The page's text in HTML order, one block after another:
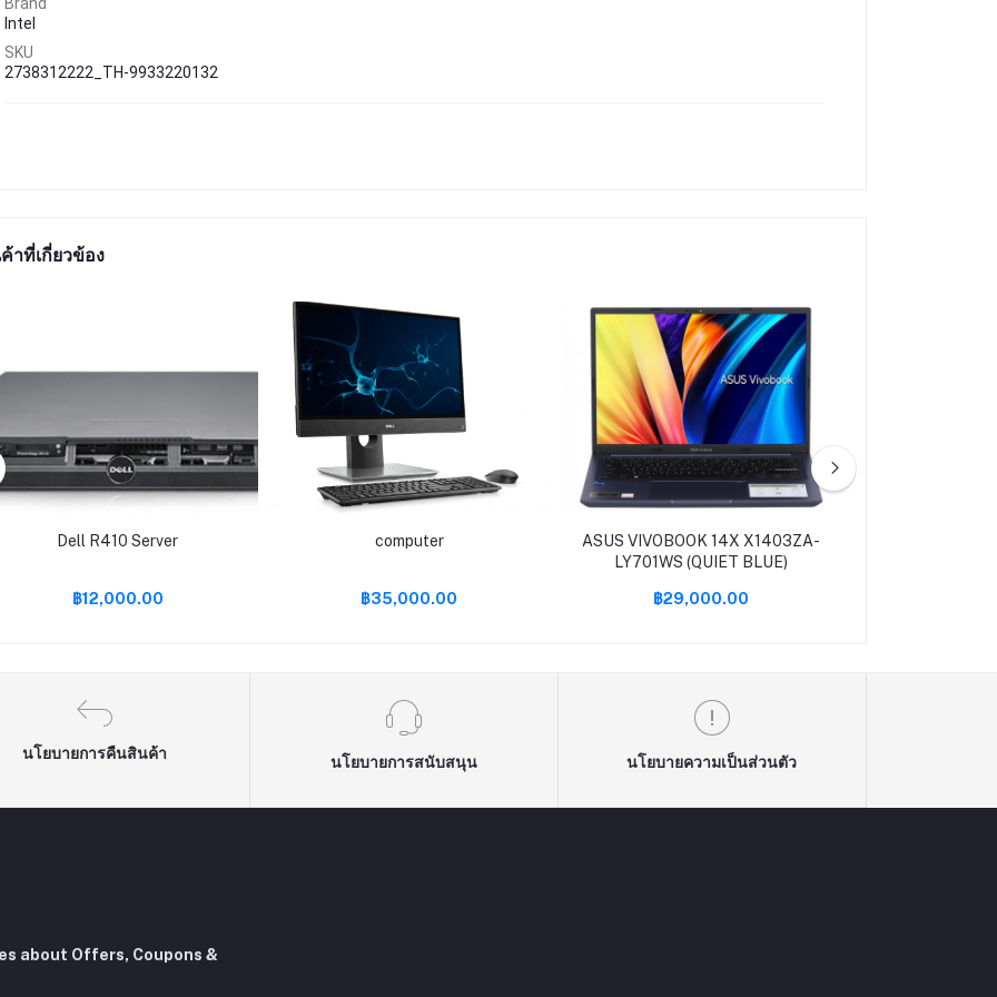
Brand
Intel
SKU
2738312222_TH-9933220132
าที่เกี่ยวข้อง
Dell R410 Server
฿12,000.00
computer
฿35,000.00
ASUS VIVOBOOK 14X X1403ZA-
LY701WS (QUIET BLUE)
฿29,000.00
นโยบายการคืนสินค้า
นโยบายการสนับสนุน นโยบายความเป็นส่วนตัว
about Offers, Coupons &